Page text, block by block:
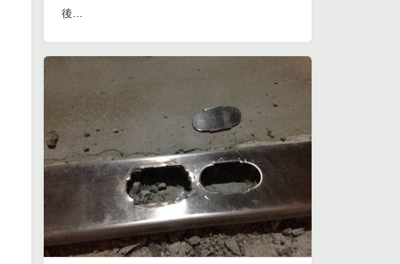
後…